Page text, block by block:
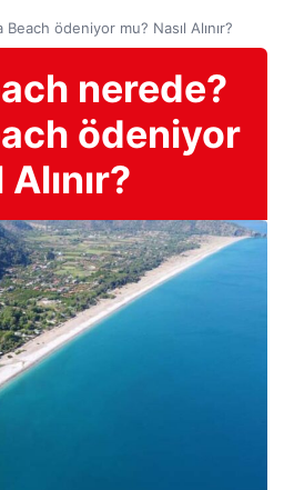
ödeniyor mu? Nasıl Alınır?
nerede?
ödeniyor